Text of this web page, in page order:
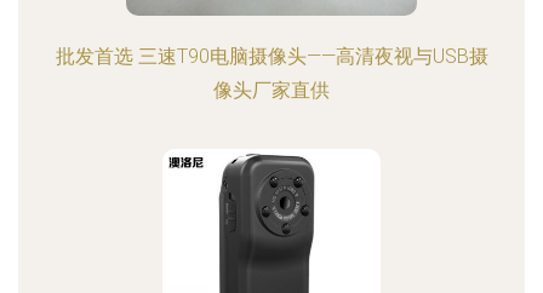
批发首选 三速T90电脑摄像头——高清夜视与USB摄
像头厂家直供